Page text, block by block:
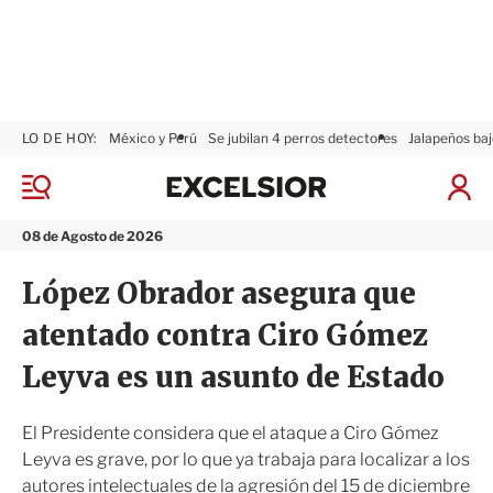
M
n
08 de Agosto de 2026
LO DE HOY: México y Perú Se jubilan 4 perros detectores Jalapeños
I
x
i
o
r
López Obrador asegura que
atentado contra Ciro Gómez
Leyva es un asunto de Estado
El Presidente considera que el ataque a Ciro Gómez
Leyva es grave, por lo que ya trabaja para localizar a los
autores intelectuales de la agresión del 15 de diciembre